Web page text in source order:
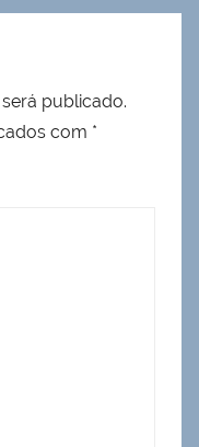
publicado.
com *